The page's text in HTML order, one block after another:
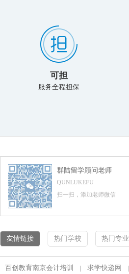
可担
服务全程担保
群陆留学顾问老师
QUNLUKEFU
扫一扫，添加老师微信
友情链接 热门学校 热门专业
百创教育南京会计培训 求学快递网